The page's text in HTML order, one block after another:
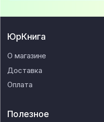
ЮрКнига
О магазине
Доставка
Оплата
Полезное